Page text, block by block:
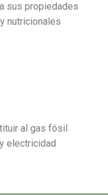
sus propiedades
nutricionales
al gas fósil
electricidad